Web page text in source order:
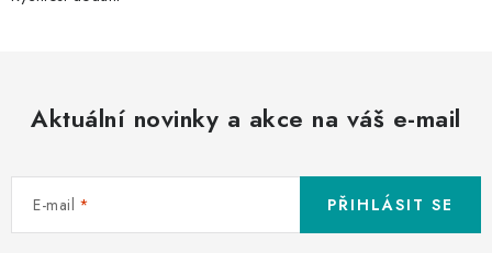
Aktuální novinky a akce na váš e-mail
E-mail PŘIHLÁSIT SE